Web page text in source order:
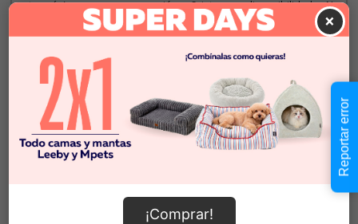
categoría/marca en promoción. Sujeto a disponibilidad. No
acumulables con otras promociones y/o descuentos. Máximo 5
promociones por cliente. Aplica solo para la web y tiendas. Imágenes
Descripción
×
¡Comprar!
Reportar error